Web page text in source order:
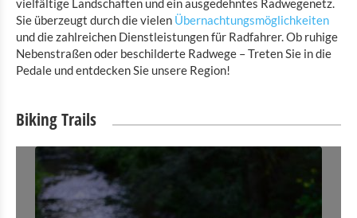
vielfältige Landschaften und ein ausgedehntes Radwegenetz.
Sie überzeugt durch die vielen Übernachtungsmöglichkeiten
und die zahlreichen Dienstleistungen für Radfahrer. Ob ruhige
Nebenstraßen oder beschilderte Radwege – Treten Sie in die
Pedale und entdecken Sie unsere Region!
Biking Trails